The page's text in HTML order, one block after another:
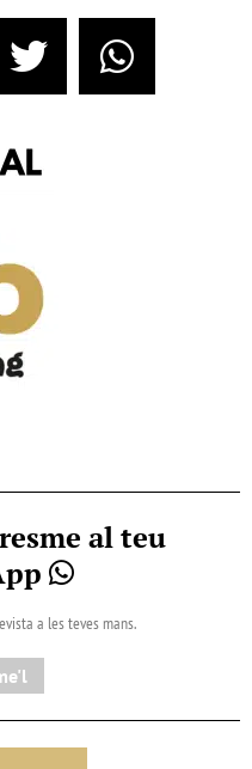
al teu
a les teves mans.